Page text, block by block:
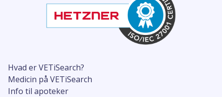
Hvad er VETiSearch?
Medicin på VETiSearch
Info til apoteker